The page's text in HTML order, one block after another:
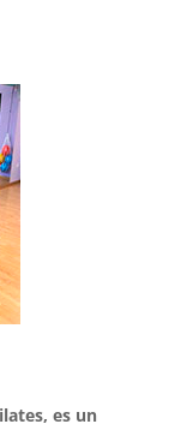
es un